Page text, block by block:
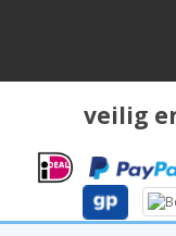
veilig